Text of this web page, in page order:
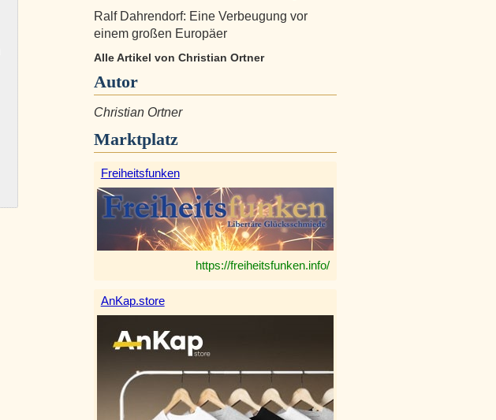
Ralf Dahrendorf: Eine Verbeugung vor
einem großen Europäer
Alle Artikel von Christian Ortner
Autor
Christian Ortner
Marktplatz
Freiheitsfunken
https://freiheitsfunken.info/
AnKap.store